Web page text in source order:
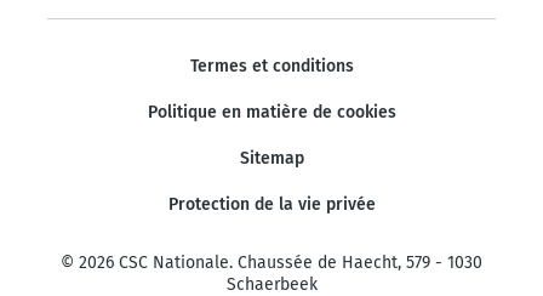
Termes et conditions
Politique en matière de cookies
Sitemap
Protection de la vie privée
© 2026 CSC Nationale. Chaussée de Haecht, 579 - 1030
Schaerbeek